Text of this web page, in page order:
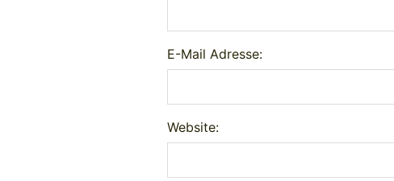
E-Mail Adresse:
Website: